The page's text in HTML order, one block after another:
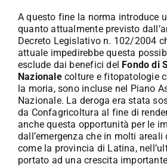
A questo fine la norma introduce
quanto attualmente previsto
Decreto Legislativo n. 102/2004
attuale impedirebbe questa
esclude dai benefici del Fondo di
Nazionalecolture e fitopatologie
la moria, sono incluse nel Piano
Nazionale. La deroga era stata
da Confagricoltura al fine di
anche questa opportunità per le
dall’emergenza che in molti areali
come la provincia di Latina,
portato ad una crescita